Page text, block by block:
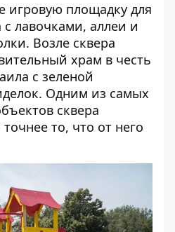
игровую площадку для
с лавочками, аллеи и
Возле сквера
храм в честь
с зеленой
Одним из самых
сквера
то, что от него